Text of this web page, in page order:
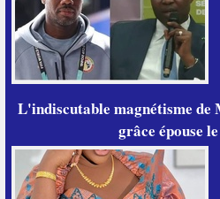
L'indiscutable magnétisme de
grâce épouse